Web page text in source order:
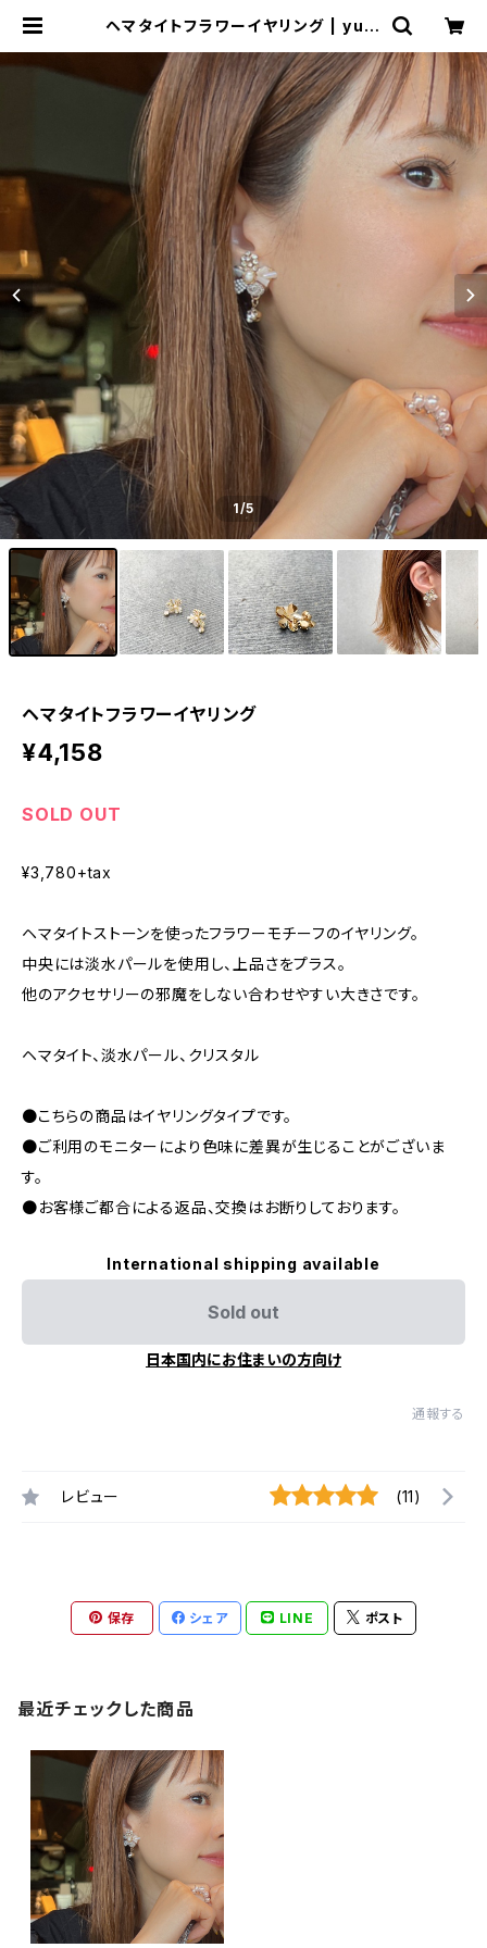
ヘマタイトフラワーイヤリング | yuju
1/5
ヘマタイトフラワーイヤリング
¥4,158
SOLD OUT
¥3,780+tax
ヘマタイトストーンを使ったフラワーモチーフのイヤリング。
中央には淡水パールを使用し、上品さをプラス。
他のアクセサリーの邪魔をしない合わせやすい大きさです。
ヘマタイト、淡水パール、クリスタル
●こちらの商品はイヤリングタイプです。
●ご利用のモニターにより色味に差異が生じることがございま
す。
●お客様ご都合による返品、交換はお断りしております。
International shipping available
Sold out
日本国内にお住まいの方向け
通報する
レビュー (11)
保存 シェア LINE ポスト
最近チェックした商品